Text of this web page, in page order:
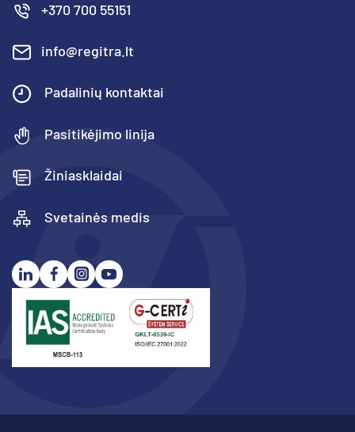
+370 700 55151
info@regitra.lt
Padalinių kontaktai
Pasitikėjimo linija
Žiniasklaidai
Svetainės medis